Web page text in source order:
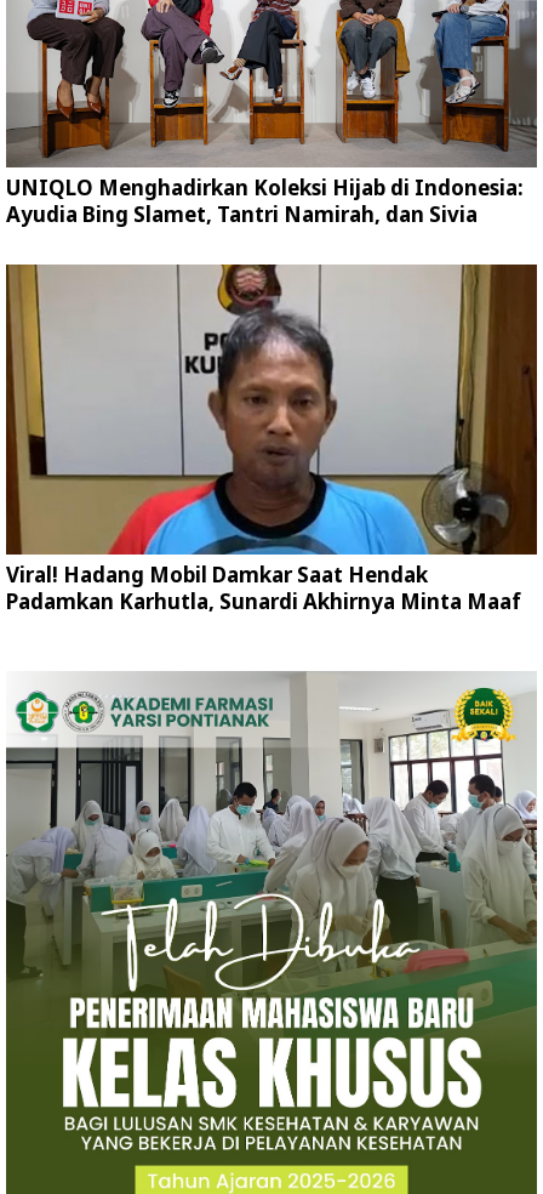
UNIQLO Menghadirkan Koleksi Hijab di Indonesia:
Ayudia Bing Slamet, Tantri Namirah, dan Sivia
Viral! Hadang Mobil Damkar Saat Hendak
Padamkan Karhutla, Sunardi Akhirnya Minta Maaf